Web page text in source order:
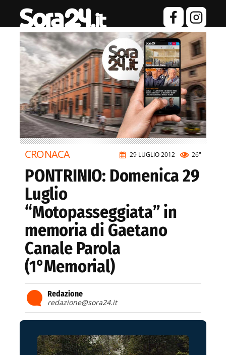
29 LUGLIO 2012 26"
CRONACA
PONTRINIO: Domenica 29
Luglio
“Motopasseggiata” in
memoria di Gaetano
Canale Parola
(1°Memorial)
Redazione
redazione@sora24.it